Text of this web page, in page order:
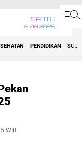
SABTU
8 08 2026
PENDIDIKAN
WIB